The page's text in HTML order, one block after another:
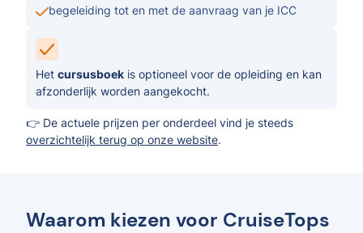
begeleiding tot en met de aanvraag van je ICC
Het cursusboek is optioneel voor de opleiding en kan
afzonderlijk worden aangekocht.
👉 De actuele prijzen per onderdeel vind je steeds
overzichtelijk terug op onze website.
Waarom kiezen voor CruiseTops